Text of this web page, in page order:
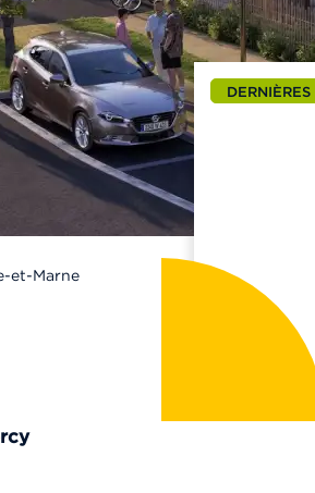
et-Marne